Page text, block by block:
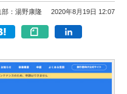
部：湯野康隆 2020年8月19日 12:07